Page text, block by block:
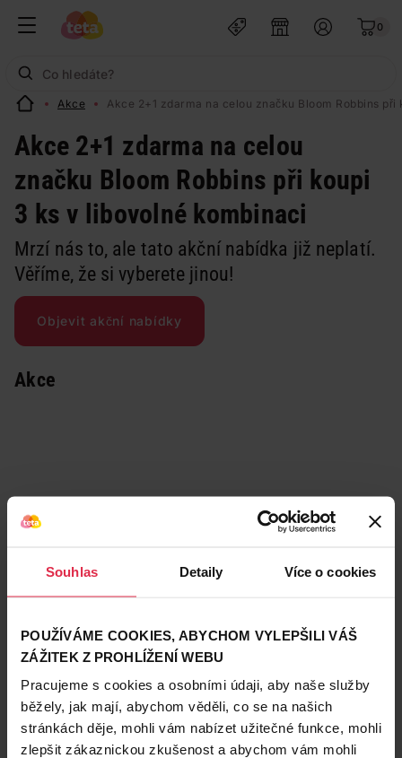
Souhlas Detaily Více o cookies
POUŽÍVÁME COOKIES, ABYCHOM VYLEPŠILI VÁŠ
ZÁŽITEK Z PROHLÍŽENÍ WEBU
Pracujeme s cookies a osobními údaji, aby naše služby
běžely, jak mají, abychom věděli, co se na našich
stránkách děje, mohli vám nabízet užitečné funkce, mohli
zlepšit zákaznickou zkušenost a abychom vám mohli
0
Akce Akce 2+1 zdarma na celou značku Bloom Robbins
Akce 2+1 zdarma na celou
značku Bloom Robbins při koupi
3 ks v libovolné kombinaci
Mrzí nás to, ale tato akční nabídka již neplatí.
Věříme, že si vyberete jinou!
Objevit akční nabídky
Akce